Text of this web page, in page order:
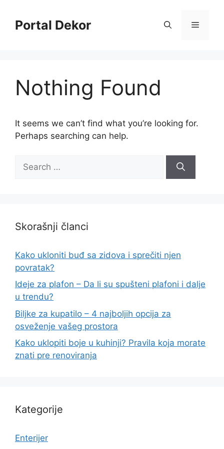
contentPortal Dekor Menu
Nothing Found
It seems we can’t find what you’re looking for.
Perhaps searching can help.
for:
Skorašnji članci
Kako ukloniti buđ sa zidova i sprečiti njen
povratak?
Ideje za plafon – Da li su spušteni plafoni i dalje
u trendu?
Biljke za kupatilo – 4 najboljih opcija za
osveženje vašeg prostora
Kako uklopiti boje u kuhinji? Pravila koja morate
znati pre renoviranja
Kategorije
Enterijer